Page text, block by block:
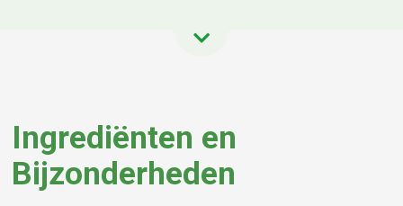
Ingrediënten en
Bijzonderheden